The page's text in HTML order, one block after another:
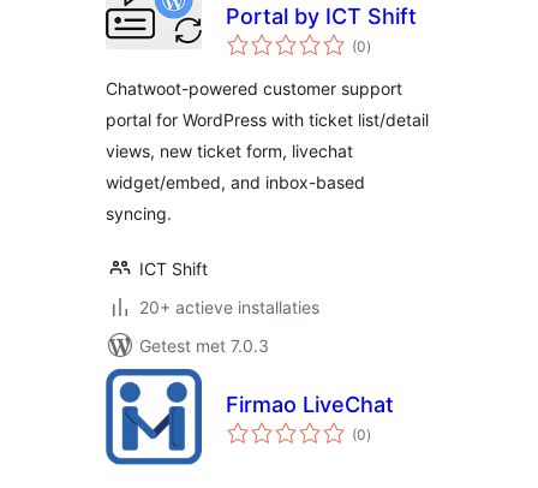
Portal by ICT Shift
(0totaal
waarderingen
)
Chatwoot-powered customer support
portal for WordPress with ticket list/detail
views, new ticket form, livechat
widget/embed, and inbox-based
syncing.
ICT Shift
20+ actieve installaties
Getest met 7.0.3
Firmao LiveChat
(0totaal
waarderingen
)